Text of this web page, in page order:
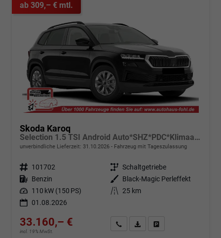
ab 309,– € mtl.
Skoda Karoq
Selection 1.5 TSI Android Auto*SHZ*PDC*Klimaauto*SUNSET*LED
unverbindliche Lieferzeit: 31.10.2026 Fahrzeug mit Tageszulassung
Fahrzeugnr. 101702 Getriebe Schaltgetriebe
Kraftstoff Benzin Außenfarbe
Black-Magic Perleffekt
Leistung 110 kW (150 PS) Kilometerstand 25 km
01.08.2026
33.160,– €
incl. 19% MwSt.
Angebot anfordern
Fahrzeugexpose (PDF)